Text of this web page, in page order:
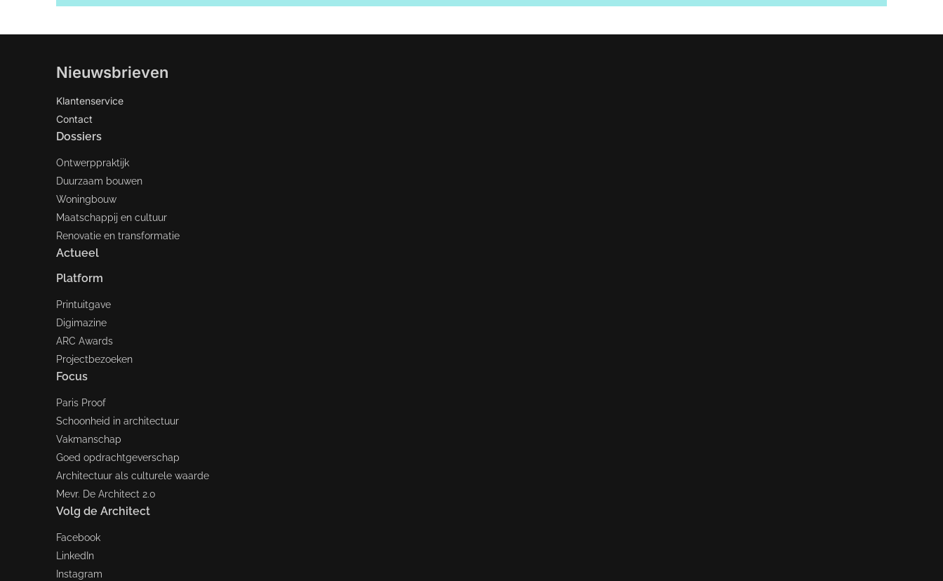
Nieuwsbrieven
Klantenservice
Contact
Dossiers
Ontwerppraktijk
Duurzaam bouwen
Woningbouw
Maatschappij en cultuur
Renovatie en transformatie
Actueel
Platform
Printuitgave
Digimazine
ARC Awards
Projectbezoeken
Focus
Paris Proof
Schoonheid in architectuur
Vakmanschap
Goed opdrachtgeverschap
Architectuur als culturele waarde
Mevr. De Architect 2.0
Volg de Architect
Facebook
LinkedIn
Instagram